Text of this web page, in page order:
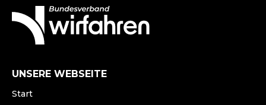
UNSERE WEBSEITE
Start